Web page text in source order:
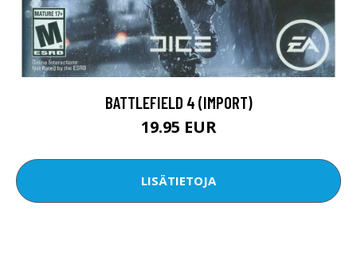
BATTLEFIELD 4 (IMPORT)
19.95 EUR
LISÄTIETOJA